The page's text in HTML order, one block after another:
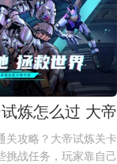
炼怎么过 大帝
关攻略？大帝试炼关卡
挑战任务，玩家靠自己